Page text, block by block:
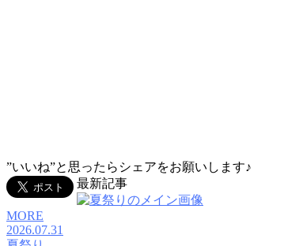
”いいね”と思ったらシェアをお願いします♪
最新記事
MORE
2026.07.31